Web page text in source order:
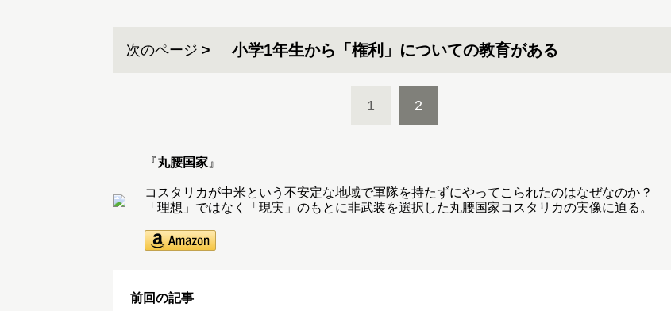
次のページ 小学1年生から「権利」についての教育がある
1 2
『丸腰国家 』
コスタリカが中米という不安定な地域で軍隊を持たずにやってこられたのはなぜなのか？
「理想」ではなく「現実」のもとに非武装を選択した丸腰国家コスタリカの実像に迫る。
前回の記事